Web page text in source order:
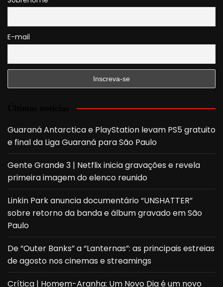
E-mail
Guaraná Antarctica e PlayStation levam PS5 gratuito
e final da Liga Guaraná para São Paulo
Gente Grande 3 | Netflix inicia gravações e revela
primeira imagem do elenco reunido
Linkin Park anuncia documentário “UNSHATTER”
sobre retorno da banda e álbum gravado em São
Paulo
De “Outer Banks” a “Lanternas”: as principais estreias
de agosto nos cinemas e streamings
Crítica | Homem-Aranha: Um Novo Dia é um novo